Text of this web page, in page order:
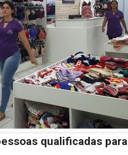
qualificadas